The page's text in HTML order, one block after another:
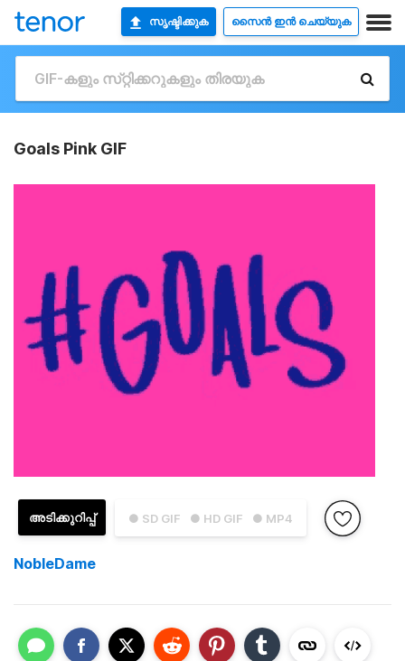
സൃഷ്ടിക്കുക സൈൻ ഇൻ ചെയ്യുക
Goals Pink GIF
● SD GIF ● HD GIF ● MP4
അടിക്കുറിപ്പ്
NobleDame